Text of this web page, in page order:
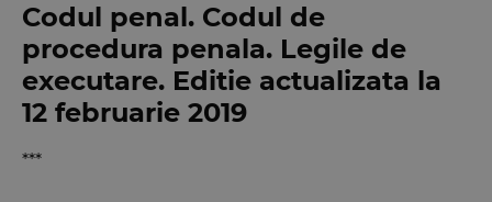
Codul penal. Codul de
procedura penala. Legile de
executare. Editie actualizata la
12 februarie 2019
***